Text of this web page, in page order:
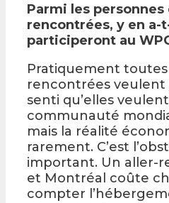
Parmi les personnes
rencontrées, y en a-
participeront au
Pratiquement toutes
rencontrées veulent
senti qu’elles
communauté
mais la réalité
rarement. C’est
important. Un aller-
et Montréal coûte
compter